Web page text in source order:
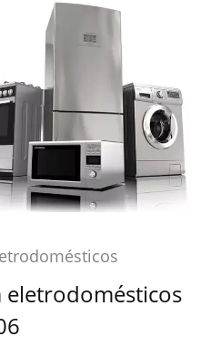
eletrodomésticos